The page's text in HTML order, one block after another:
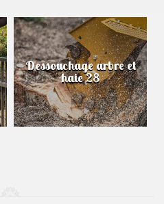
Dessouchage arbre et
haie 28